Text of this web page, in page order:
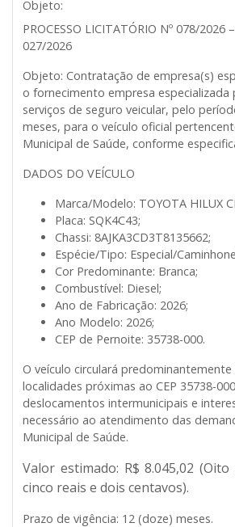
Objeto:
PROCESSO LICITATÓRIO Nº 078/2026
027/2026
Objeto: Contratação de empresa(s)
o fornecimento empresa especializada
serviços de seguro veicular, pelo
meses, para o veículo oficial
Municipal de Saúde, conforme
DADOS DO VEÍCULO
Marca/Modelo: TOYOTA HILUX
Placa: SQK4C43;
Chassi: 8AJKA3CD3T8135662;
Espécie/Tipo: Especial/
Cor Predominante: Branca;
Combustível: Diesel;
Ano de Fabricação: 2026;
Ano Modelo: 2026;
CEP de Pernoite: 35738-000.
O veículo circulará
localidades próximas ao CEP 35738-
deslocamentos intermunicipais e
necessário ao atendimento das
Municipal de Saúde.
Valor estimado: R$8.045,02 (Oito
cinco reais e dois centavos).
Prazo de vigência: 12 (doze) meses.